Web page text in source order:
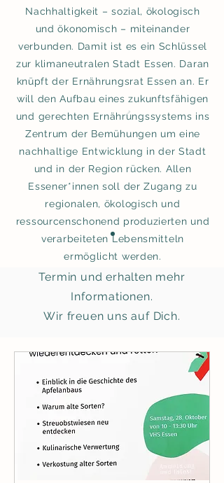
UNSERE TERMINE
Hier finden Sie aktuelle oder
kommende Termine, welche vom
Ernährungsrat-Essen oder einem
unserer Partner organisiert
werden. Klicken Sie auf Ihren
Termin und erhalten mehr
Informationen.
Wir freuen uns auf Dich.
Nachhaltigkeit – sozial, ökologisch
und ökonomisch – miteinander
verbunden. Damit ist es ein Schlüssel
zur klimaneutralen Stadt Essen. Daran
knüpft der Ernährungsrat Essen an. Er
will den Aufbau eines zukunftsfähigen
und gerechten Ernährungssystems ins
Zentrum der Bemühungen um eine
nachhaltige Entwicklung in der Stadt
und in der Region rücken. Allen
Essener*innen soll der Zugang zu
regionalen, ökologisch und
ressourcenschonend produzierten und
verarbeiteten Lebensmitteln
ermöglicht werden.